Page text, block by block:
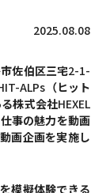
2025.08.08
佐伯区三宅2-1-
ALPs （ヒット
株式会社HEXEL
事の魅力を動画
画企画を実施し
模擬体験できる